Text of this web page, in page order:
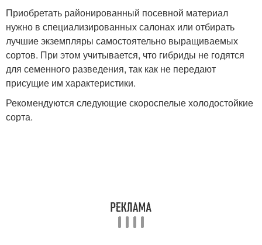
Приобретать районированный посевной материал
нужно в специализированных салонах или отбирать
лучшие экземпляры самостоятельно выращиваемых
сортов. При этом учитывается, что гибриды не годятся
для семенного разведения, так как не передают
присущие им характеристики.
Рекомендуются следующие скороспелые холодостойкие
сорта.